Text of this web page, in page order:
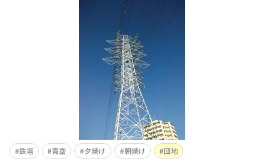
鉄塔 青空 夕焼け 朝焼け 団地